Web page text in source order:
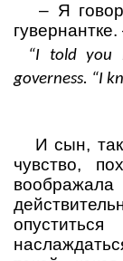
– Я
гувернантке.
“I told you
governess. “I
И сын,
чувство,